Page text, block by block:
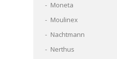
Moneta
Moulinex
Nachtmann
Nerthus